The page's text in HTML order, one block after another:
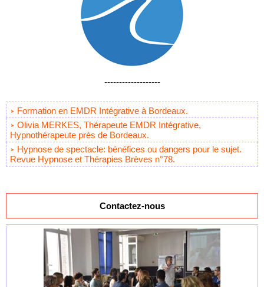
-------------------
Formation en EMDR Intégrative à Bordeaux.
Olivia MERKES, Thérapeute EMDR Intégrative,
Hypnothérapeute près de Bordeaux.
Hypnose de spectacle: bénéfices ou dangers pour le sujet.
Revue Hypnose et Thérapies Brèves n°78.
Contactez-nous